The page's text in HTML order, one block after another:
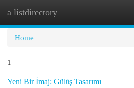
a listdirectory
Home
1
Yeni Bir İmaj: Gülüş Tasarımı